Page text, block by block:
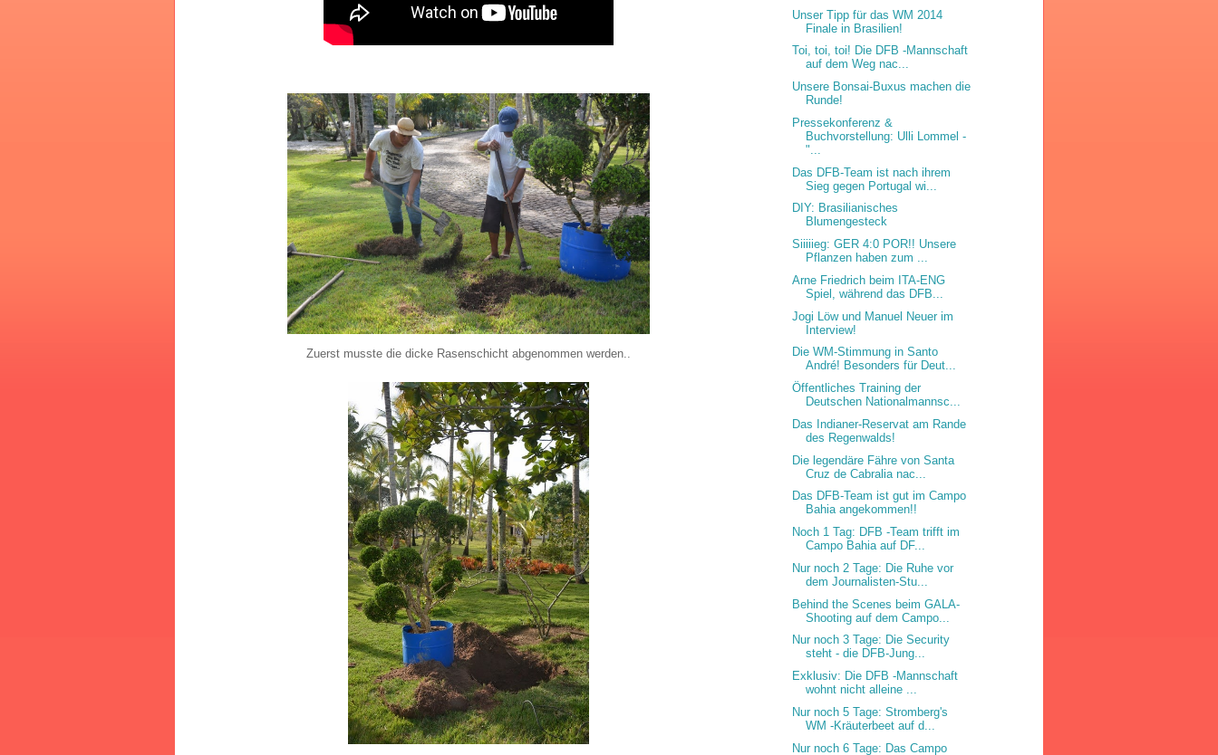
Zuerst musste die dicke Rasenschicht abgenommen werden..
Unser Tipp für das WM 2014
Finale in Brasilien!
Toi, toi, toi! Die DFB -Mannschaft
auf dem Weg nac...
Unsere Bonsai-Buxus machen die
Runde!
Pressekonferenz &
Buchvorstellung: Ulli Lommel -
"...
Das DFB-Team ist nach ihrem
Sieg gegen Portugal wi...
DIY: Brasilianisches
Blumengesteck
Siiiiieg: GER 4:0 POR!! Unsere
Pflanzen haben zum ...
Arne Friedrich beim ITA-ENG
Spiel, während das DFB...
Jogi Löw und Manuel Neuer im
Interview!
Die WM-Stimmung in Santo
André! Besonders für Deut...
Öffentliches Training der
Deutschen Nationalmannsc...
Das Indianer-Reservat am Rande
des Regenwalds!
Die legendäre Fähre von Santa
Cruz de Cabralia nac...
Das DFB-Team ist gut im Campo
Bahia angekommen!!
Noch 1 Tag: DFB -Team trifft im
Campo Bahia auf DF...
Nur noch 2 Tage: Die Ruhe vor
dem Journalisten-Stu...
Behind the Scenes beim GALA-
Shooting auf dem Campo...
Nur noch 3 Tage: Die Security
steht - die DFB-Jung...
Exklusiv: Die DFB -Mannschaft
wohnt nicht alleine ...
Nur noch 5 Tage: Stromberg's
WM -Kräuterbeet auf d...
Nur noch 6 Tage: Das Campo